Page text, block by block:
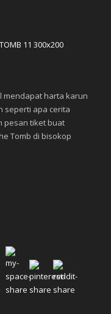
mendapat harta karun
seperti apa cerita
pesan tiket buat
Tomb di bisokop